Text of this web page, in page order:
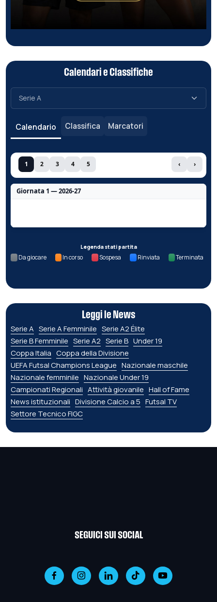
Calendari e Classifiche
Calendario Classifica Marcatori
1 2 3 4 5 ‹ ›
Giornata 1 — 2026-27
Legenda stati partita
Da giocare In corso Sospesa Rinviata Terminata
Leggi le News
Serie A Serie A Femminile Serie A2 Élite
Serie B Femminile Serie A2 Serie B Under 19
Coppa Italia Coppa della Divisione
UEFA Futsal Champions League Nazionale maschile
Nazionale femminile Nazionale Under 19
Campionati Regionali Attività giovanile Hall of Fame
News istituzionali Divisione Calcio a 5 Futsal TV
Settore Tecnico FIGC
SEGUICI SUI SOCIAL